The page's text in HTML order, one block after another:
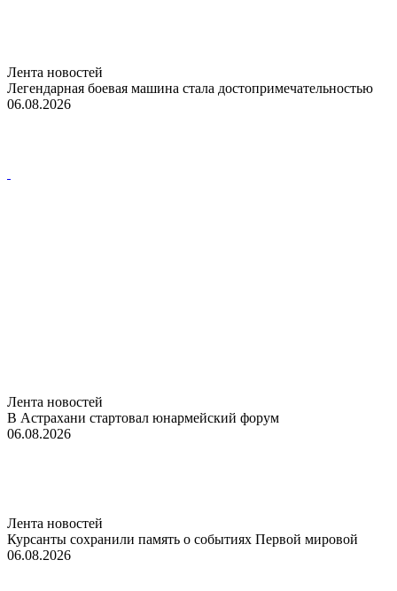
Лента новостей
Легендарная боевая машина стала достопримечательностью
06.08.2026
Лента новостей
В Астрахани стартовал юнармейский форум
06.08.2026
Лента новостей
Курсанты сохранили память о событиях Первой мировой
06.08.2026